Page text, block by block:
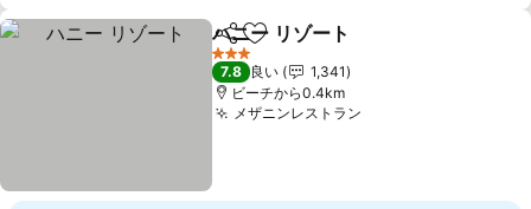
シェアお気に入りに追加
ハニー リゾート
3 ホテルのランク
7.8 良い
1,341
ビーチから0.4km
メザニンレストラン